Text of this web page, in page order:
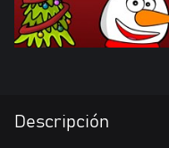
Descripción